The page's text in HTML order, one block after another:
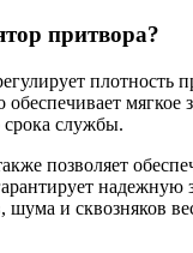
притвора?
плотность
обеспечивает мягкое
службы.
позволяет
надежную
шума и сквозняков